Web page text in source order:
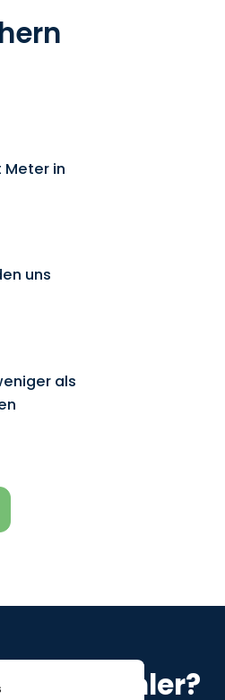
Meter in
uns
als